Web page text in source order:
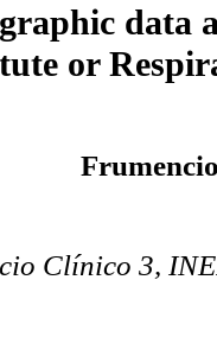
data
or
Clínico 3,